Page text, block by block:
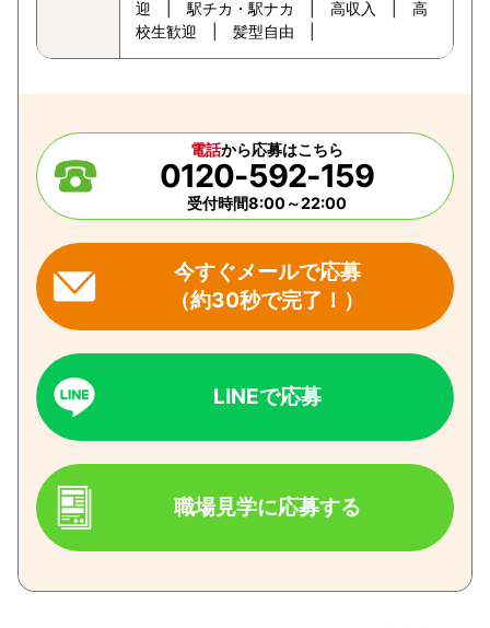
迎 | 駅チカ・駅ナカ | 高収入 | 高
校生歓迎 | 髪型自由 |
電話から応募はこちら
0120-592-159
受付時間8:00～22:00
今すぐメールで応募
（約30秒で完了！）
LINEで応募
職場見学に応募する